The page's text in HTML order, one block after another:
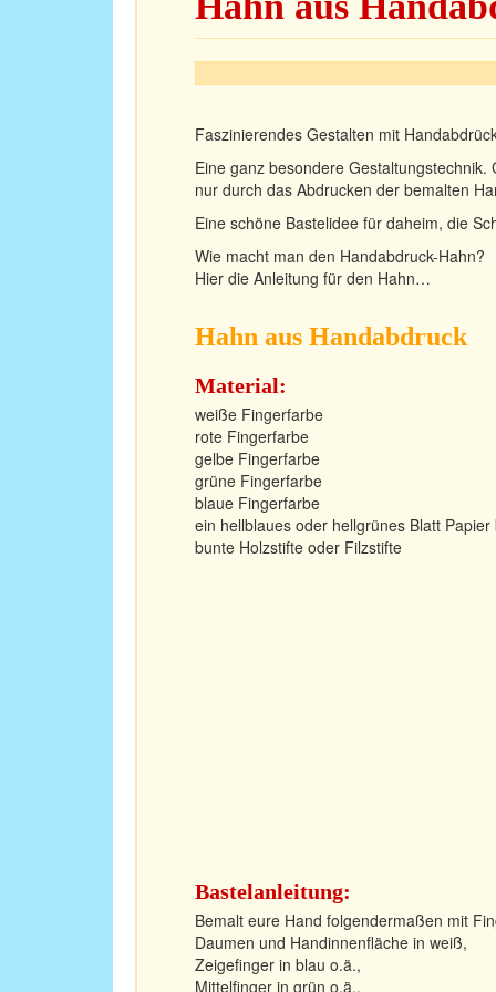
Faszinierendes Gestalten mit
Eine ganz besondere
nur durch das Abdrucken der bemalten
Eine schöne Bastelidee für daheim, die
Wie macht man den Handabdruck-Hahn?
Hier die Anleitung für den Hahn…
Hahn aus Handabdruck
Material:
weiße Fingerfarbe
rote Fingerfarbe
gelbe Fingerfarbe
grüne Fingerfarbe
blaue Fingerfarbe
ein hellblaues oder hellgrünes Blatt Papier
bunte Holzstifte oder Filzstifte
Bastelanleitung:
Bemalt eure Hand folgendermaßen mit
Daumen und Handinnenfläche in weiß,
Zeigefinger in blau o.ä.,
Mittelfinger in grün o.ä.,